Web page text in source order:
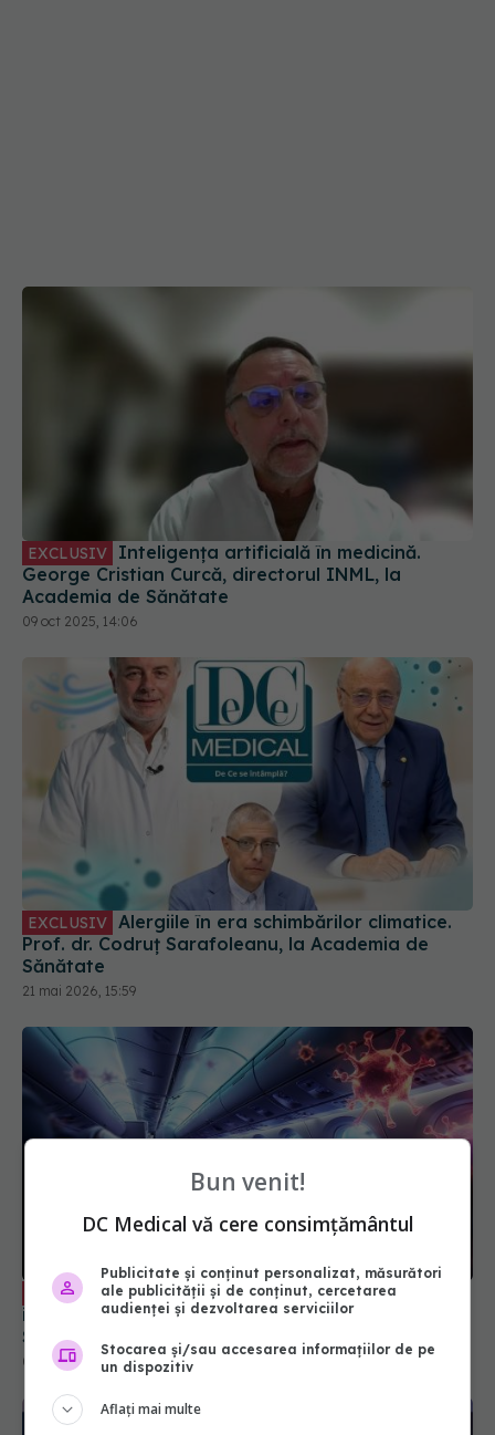
EXCLUSIV
George Cristian Curcă, directorul INML, la
Academia de Sănătate
09 oct 2025, 14:06
EXCLUSIV
Prof. dr. Codruț Sarafoleanu, la Academia de
Sănătate
21 mai 2026, 15:59
EXCLUSIV Ce se întâmplă dacă un pasager
infectat cu hantavirus urcă în avion? Prof. dr.
Simin Aysel Florescu, clarificări
08 mai 2026, 12:53
Bun venit!
DC Medical vă cere consimțământul
Publicitate și conținut personalizat, măsurători
ale publicității și de conținut, cercetarea
audienței și dezvoltarea serviciilor
Stocarea și/sau accesarea informațiilor de pe
un dispozitiv
Aflați mai multe